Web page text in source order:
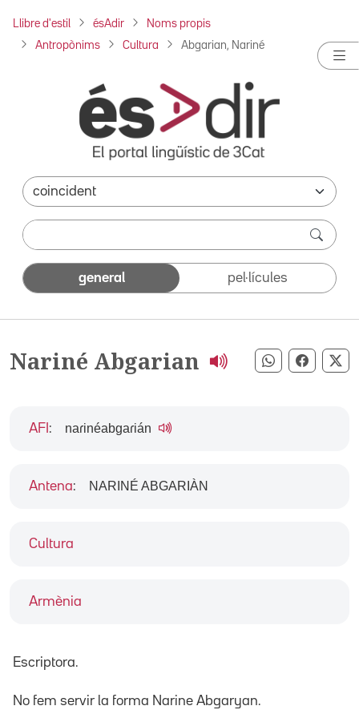
Llibre d'estil ésAdir Noms propis
Antropònims Cultura Abgarian, Nariné
general pel·lícules
Nariné Abgarian Compartir
Cultura
Armènia
AFI : naɾinéabgaɾián
Antena: NARINÉ ABGARIÀN
Escriptora.
No fem servir la forma Narine Abgaryan.